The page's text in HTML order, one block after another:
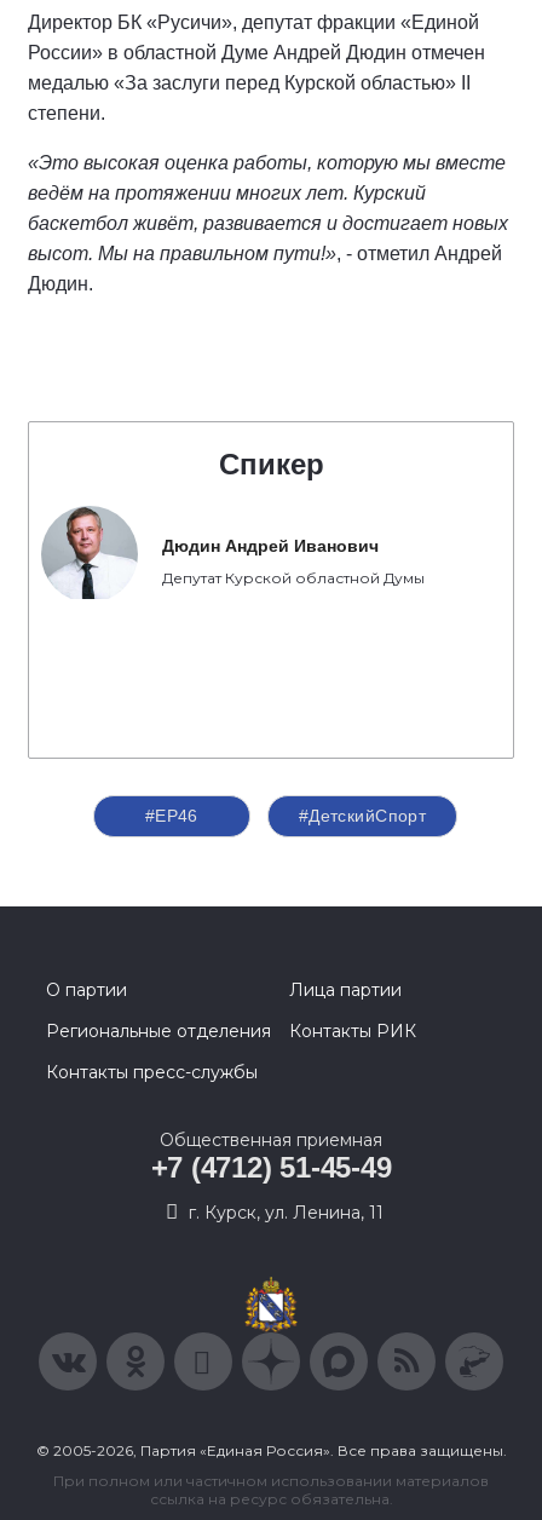
Директор БК «Русичи», депутат фракции «Единой
России» в областной Думе Андрей Дюдин отмечен
медалью «За заслуги перед Курской областью» II
степени.
«Это высокая оценка работы, которую мы вместе
ведём на протяжении многих лет. Курский
баскетбол живёт, развивается и достигает новых
высот. Мы на правильном пути!», - отметил Андрей
Дюдин.
Спикер
Дюдин Андрей Иванович
Депутат Курской областной Думы
#ЕР46 #ДетскийСпорт
О партии
Лица партии
Региональные отделения
Контакты РИК
Контакты пресс-службы
Общественная приемная
+7 (4712) 51-45-49
г. Курск, ул. Ленина, 11
© 2005-2026, Партия «Единая Россия». Все права защищены.
При полном или частичном использовании материалов
ссылка на ресурс обязательна.